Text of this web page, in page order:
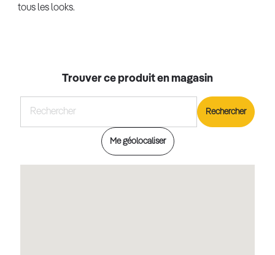
tous les looks.
Trouver ce produit en magasin